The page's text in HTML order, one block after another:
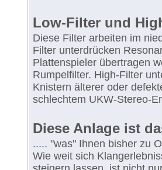
Low-Filter und
Diese Filter arbeiten im
Filter unterdrücken
Plattenspieler übertragen
Rumpelfilter. High-Filter
Knistern älterer oder
schlechtem UKW-Stereo-
Diese Anlage ist
..... "was" Ihnen bisher zu
Wie weit sich